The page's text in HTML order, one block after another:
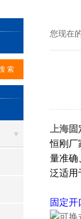
您现在
上海
恒刚厂
量准确
泛适用
固定开